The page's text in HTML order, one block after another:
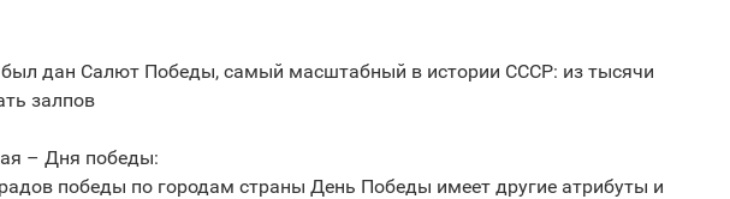
дан Салют Победы, самый масштабный в истории СССР: из тысячи
залпов
– Дня победы:
победы по городам страны День Победы имеет другие атрибуты и